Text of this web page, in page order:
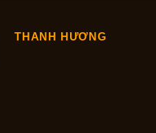
THANH HƯƠNG